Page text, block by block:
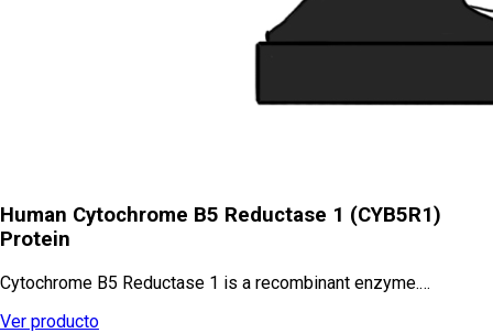
Human Cytochrome B5 Reductase 1 (CYB5R1)
Protein
Cytochrome B5 Reductase 1 is a recombinant enzyme.…
Ver producto